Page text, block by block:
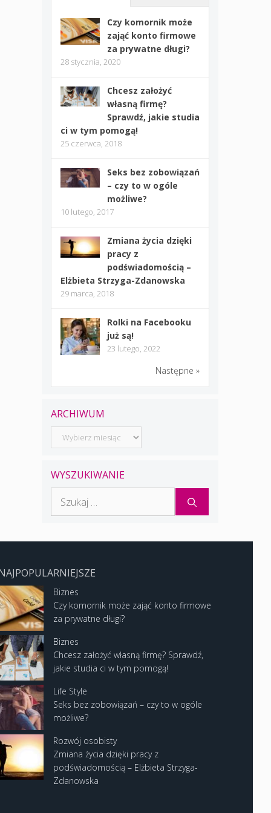
Czy komornik może
zająć konto firmowe
za prywatne długi?
28 stycznia, 2020
Chcesz założyć
własną firmę?
Sprawdź, jakie studia
ci w tym pomogą!
25 czerwca, 2018
Seks bez zobowiązań
– czy to w ogóle
możliwe?
10 lutego, 2017
Zmiana życia dzięki
pracy z
podświadomością –
Elżbieta Strzyga-Zdanowska
29 marca, 2018
Rolki na Facebooku
już są!
23 lutego, 2022
Następne »
ARCHIWUM
Archiwum
WYSZUKIWANIE
Biznes
Czy komornik może zająć konto firmowe
za prywatne długi?
Biznes
Chcesz założyć własną firmę? Sprawdź,
jakie studia ci w tym pomogą!
Life Style
Seks bez zobowiązań – czy to w ogóle
możliwe?
Rozwój osobisty
Zmiana życia dzięki pracy z
podświadomością – Elżbieta Strzyga-
Zdanowska